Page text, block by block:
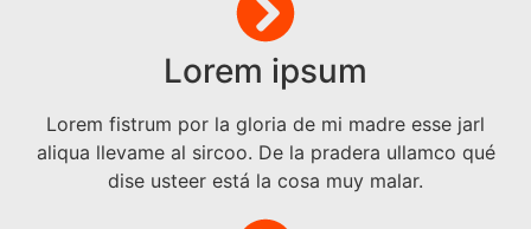
Lorem ipsum
Lorem fistrum por la gloria de mi madre esse jarl
aliqua llevame al sircoo. De la pradera ullamco qué
dise usteer está la cosa muy malar.